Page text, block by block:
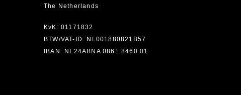
The Netherlands
KvK: 01171832
BTW/VAT-ID: NL001880821B57
IBAN: NL24ABNA 0861 8460 01